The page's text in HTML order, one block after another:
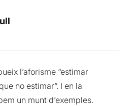
l’aforisme “estimar
no estimar”. I en la
un munt d’exemples.